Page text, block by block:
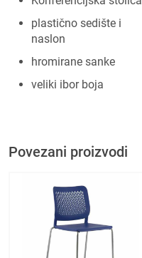
plastično sedište i
naslon
hromirane sanke
veliki ibor boja
Povezani proizvodi